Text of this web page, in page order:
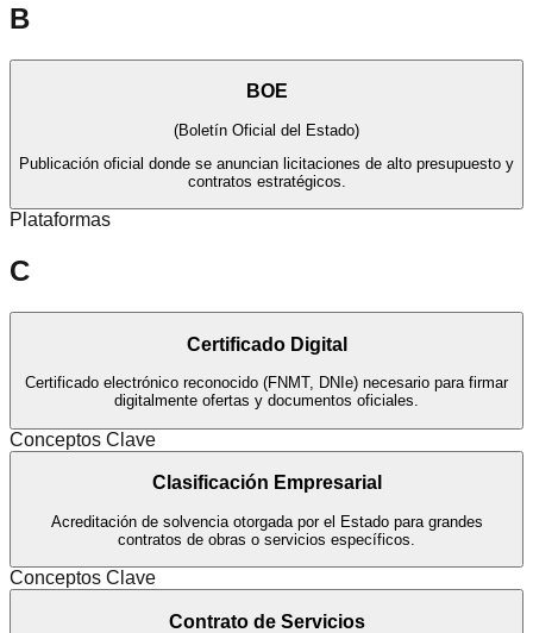
B
BOE
(Boletín Oficial del Estado)
Publicación oficial donde se anuncian licitaciones de alto presupuesto y
contratos estratégicos.
Plataformas
C
Certificado Digital
Certificado electrónico reconocido (FNMT, DNIe) necesario para firmar
digitalmente ofertas y documentos oficiales.
Conceptos Clave
Clasificación Empresarial
Acreditación de solvencia otorgada por el Estado para grandes
contratos de obras o servicios específicos.
Conceptos Clave
Contrato de Servicios